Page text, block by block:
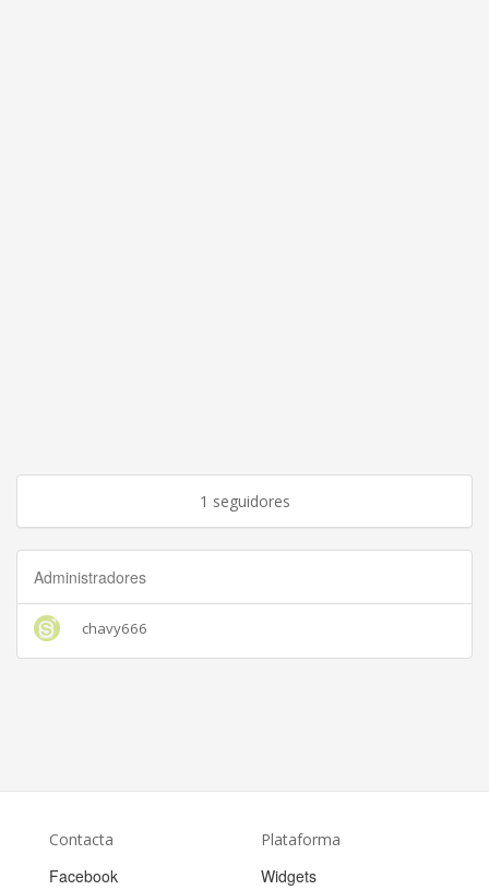
1 seguidores
Administradores
chavy666
Contacta
Facebook
Plataforma
Widgets